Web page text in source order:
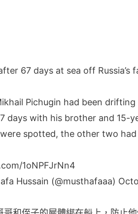
67 days at sea off Russia’s
Pichugin had been
days with his brother and 15-
spotted, the other two had
1oNPFJrNn4
Hussain (@musthafaaa)